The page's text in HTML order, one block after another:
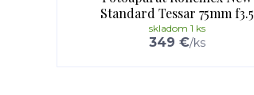
Standard Tessar 75mm f3.5
349 €/ks
skladom 1 ks